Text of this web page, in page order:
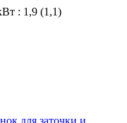
: 1,9 (1,1)